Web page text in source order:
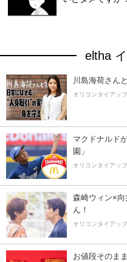
eltha
川島海荷さん
オリコンタイアッ
マクドナルド
園」
オリコンタイアッ
森崎ウィン×向
ん！
オリコンタイアッ
お値段そのま